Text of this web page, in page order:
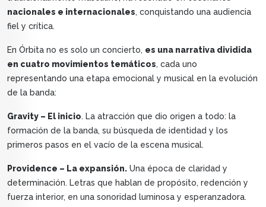
nacionales e internacionales, conquistando una audiencia
fiel y crítica.
En Órbita no es solo un concierto, es una narrativa dividida
en cuatro movimientos temáticos, cada uno
representando una etapa emocional y musical en la evolución
de la banda:
Gravity – El inicio. La atracción que dio origen a todo: la
formación de la banda, su búsqueda de identidad y los
primeros pasos en el vacío de la escena musical.
Providence – La expansión. Una época de claridad y
determinación. Letras que hablan de propósito, redención y
fuerza interior, en una sonoridad luminosa y esperanzadora.